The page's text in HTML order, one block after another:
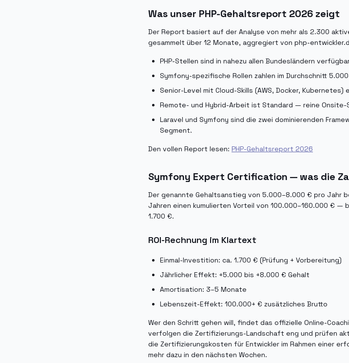
Was unser PHP-Gehaltsreport 2026 zeigt
Der Report basiert auf der Analyse von mehr als 2.300
gesammelt über 12 Monate, aggregiert von php-
PHP-Stellen sind in nahezu allen Bundesländern
Symfony-spezifische Rollen zahlen im Durchschnitt
Senior-Level mit Cloud-Skills (AWS, Docker,
Remote- und Hybrid-Arbeit ist Standard — reine Onsite-
Laravel und Symfony sind die zwei dominierenden
Segment.
Den vollen Report lesen: PHP-Gehaltsreport 2026
Symfony Expert Certification — was die
Der genannte Gehaltsanstieg von 5.000–8.000 € pro Jahr
Jahren einen kumulierten Vorteil von 100.000–160.000 € —
1.700 €.
ROI-Rechnung im Klartext
Einmal-Investition: ca. 1.700 € (Prüfung + Vorbereitung)
Jährlicher Effekt: +5.000 bis +8.000 € Gehalt
Amortisation: 3–5 Monate
Lebenszeit-Effekt: 100.000+ € zusätzliches Brutto
Wer den Schritt gehen will, findet das offizielle Online-
verfolgen die Zertifizierungs-Landschaft eng und prüfen
die Zertifizierungskosten für Entwickler im Rahmen einer
mehr dazu in den nächsten Wochen.